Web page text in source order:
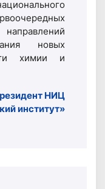
новых
химии и
НИЦ
институт»